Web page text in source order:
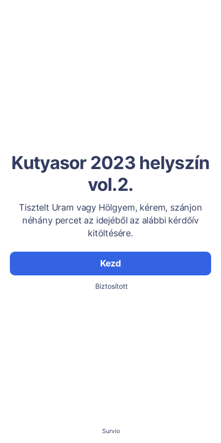
Kutyasor 2023 helyszín
vol.2.
Tisztelt Uram vagy Hölgyem, kérem, szánjon
néhány percet az idejéből az alábbi kérdőív
kitöltésére.
Kezd
Biztosított
Survio